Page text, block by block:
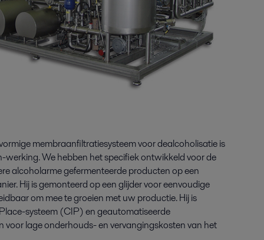
membraanfiltratiesysteem voor dealcoholisatie is
We hebben het specifiek ontwikkeld voor de
alcoholarme gefermenteerde producten op een
Hij is gemonteerd op een glijder voor eenvoudige
om mee te groeien met uw productie. Hij is
systeem (CIP) en geautomatiseerde
voor lage onderhouds- en vervangingskosten van het